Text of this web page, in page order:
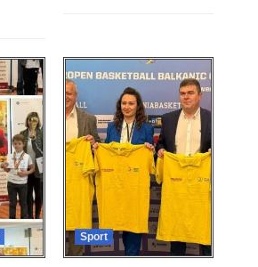
Sport